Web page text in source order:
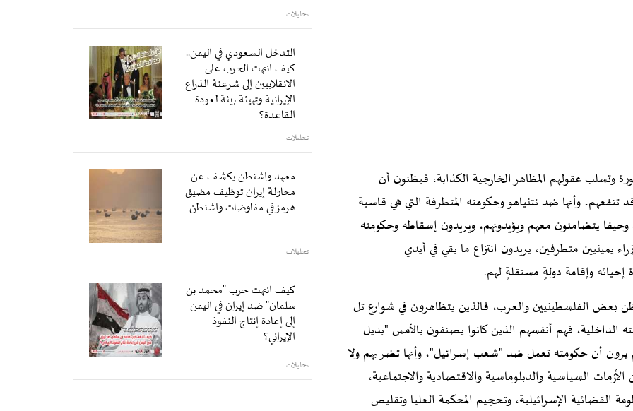
وتسلب عقولهم المظاهر الخارجية الكذابة، فيظنون أن
تنفعهم، وأنها ضد نتنياهو وحكومته المتطرفة التي هي قاسية
يتضامنون معهم ويؤيدونهم، ويريدون إسقاطه وحكومته
يمينيين متطرفين، يريدون انتزاع ما بقي في أيدي
وإقامة دولةٍ مستقلةٍ لهم.
بعض الفلسطينيين والعرب، فالذين يتظاهرون في شوارع تل
فهم أنفسهم الذين كانوا يصنفون بالأمس "بديل
يرون أن حكومته تعمل ضد "شعب إسرائيل"، وأنها تضر بهم ولا
السياسية والدبلوماسية والاقتصادية والاجتماعية،
القضائية الإسرائيلية، وتحجيم المحكمة العليا وتقليص
تحليلات
التدخل السعودي في اليمن..
كيف انتهت الحرب على
الانقلابيين إلى شرعنة الذراع
الإيرانية وتهيئة بيئة لعودة
القاعدة؟
تحليلات
معهد واشنطن يكشف عن
محاولة إيران توظيف مضيق
هرمز في مفاوضات واشنطن
تحليلات
كيف انتهت حرب "محمد بن
سلمان" ضد إيران في اليمن
إلى إعادة إنتاج النفوذ
الإيراني؟
تحليلات